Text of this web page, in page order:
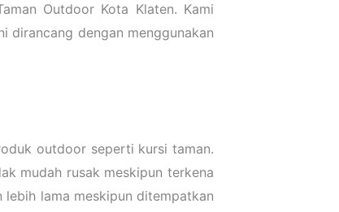
Outdoor Kota Klaten. Kami
dirancang dengan menggunakan
outdoor seperti kursi taman.
mudah rusak meskipun terkena
lama meskipun ditempatkan